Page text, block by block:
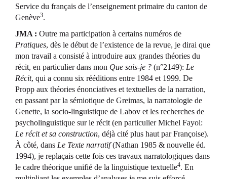
Service du français de l’enseignement primaire du canton de
Genève3.
JMA : Outre ma participation à certains numéros de
Pratiques, dès le début de l’existence de la revue, je dirai que
mon travail a consisté à introduire aux grandes théories du
récit, en particulier dans mon Que sais-je ? (n°2149): Le
Récit, qui a connu six rééditions entre 1984 et 1999. De
Propp aux théories énonciatives et textuelles de la narration,
en passant par la sémiotique de Greimas, la narratologie de
Genette, la socio-linguistique de Labov et les recherches de
psycholinguistique sur le récit (en particulier Michel Fayol:
Le récit et sa construction, déjà cité plus haut par Françoise).
À côté, dans Le Texte narratif(Nathan 1985 & nouvelle éd.
1994), je replaçais cette fois ces travaux narratologiques dans
le cadre théorique unifié de la linguistique textuelle4. En